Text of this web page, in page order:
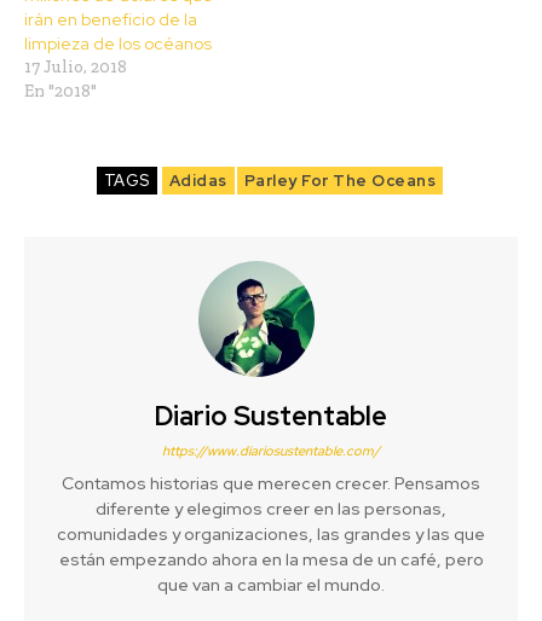
irán en beneficio de la
limpieza de los océanos
17 Julio, 2018
En "2018"
TAGS Adidas Parley For The Oceans
Diario Sustentable
https://www.diariosustentable.com/
Contamos historias que merecen crecer. Pensamos
diferente y elegimos creer en las personas,
comunidades y organizaciones, las grandes y las que
están empezando ahora en la mesa de un café, pero
que van a cambiar el mundo.